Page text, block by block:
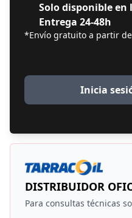
Solo disponible en
Entrega 24-48h
*Envío gratuito a partir
Inicia
DISTRIBUIDOR
Para consultas técnicas